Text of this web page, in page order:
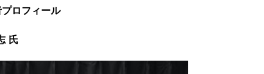
ロフィール
氏